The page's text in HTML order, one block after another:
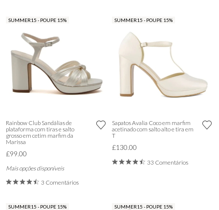
SUMMER15 - POUPE 15%
Rainbow Club Sandálias de
plataforma com tiras e salto
grosso em cetim marfim da
Marissa
£99.00
Mais opções disponíveis
3 Comentários
SUMMER15 - POUPE 15%
Sapatos Avalia Coco em marfim
acetinado com salto alto e tira em
T
£130.00
33 Comentários
SUMMER15 - POUPE 15% SUMMER15 - POUPE 15%